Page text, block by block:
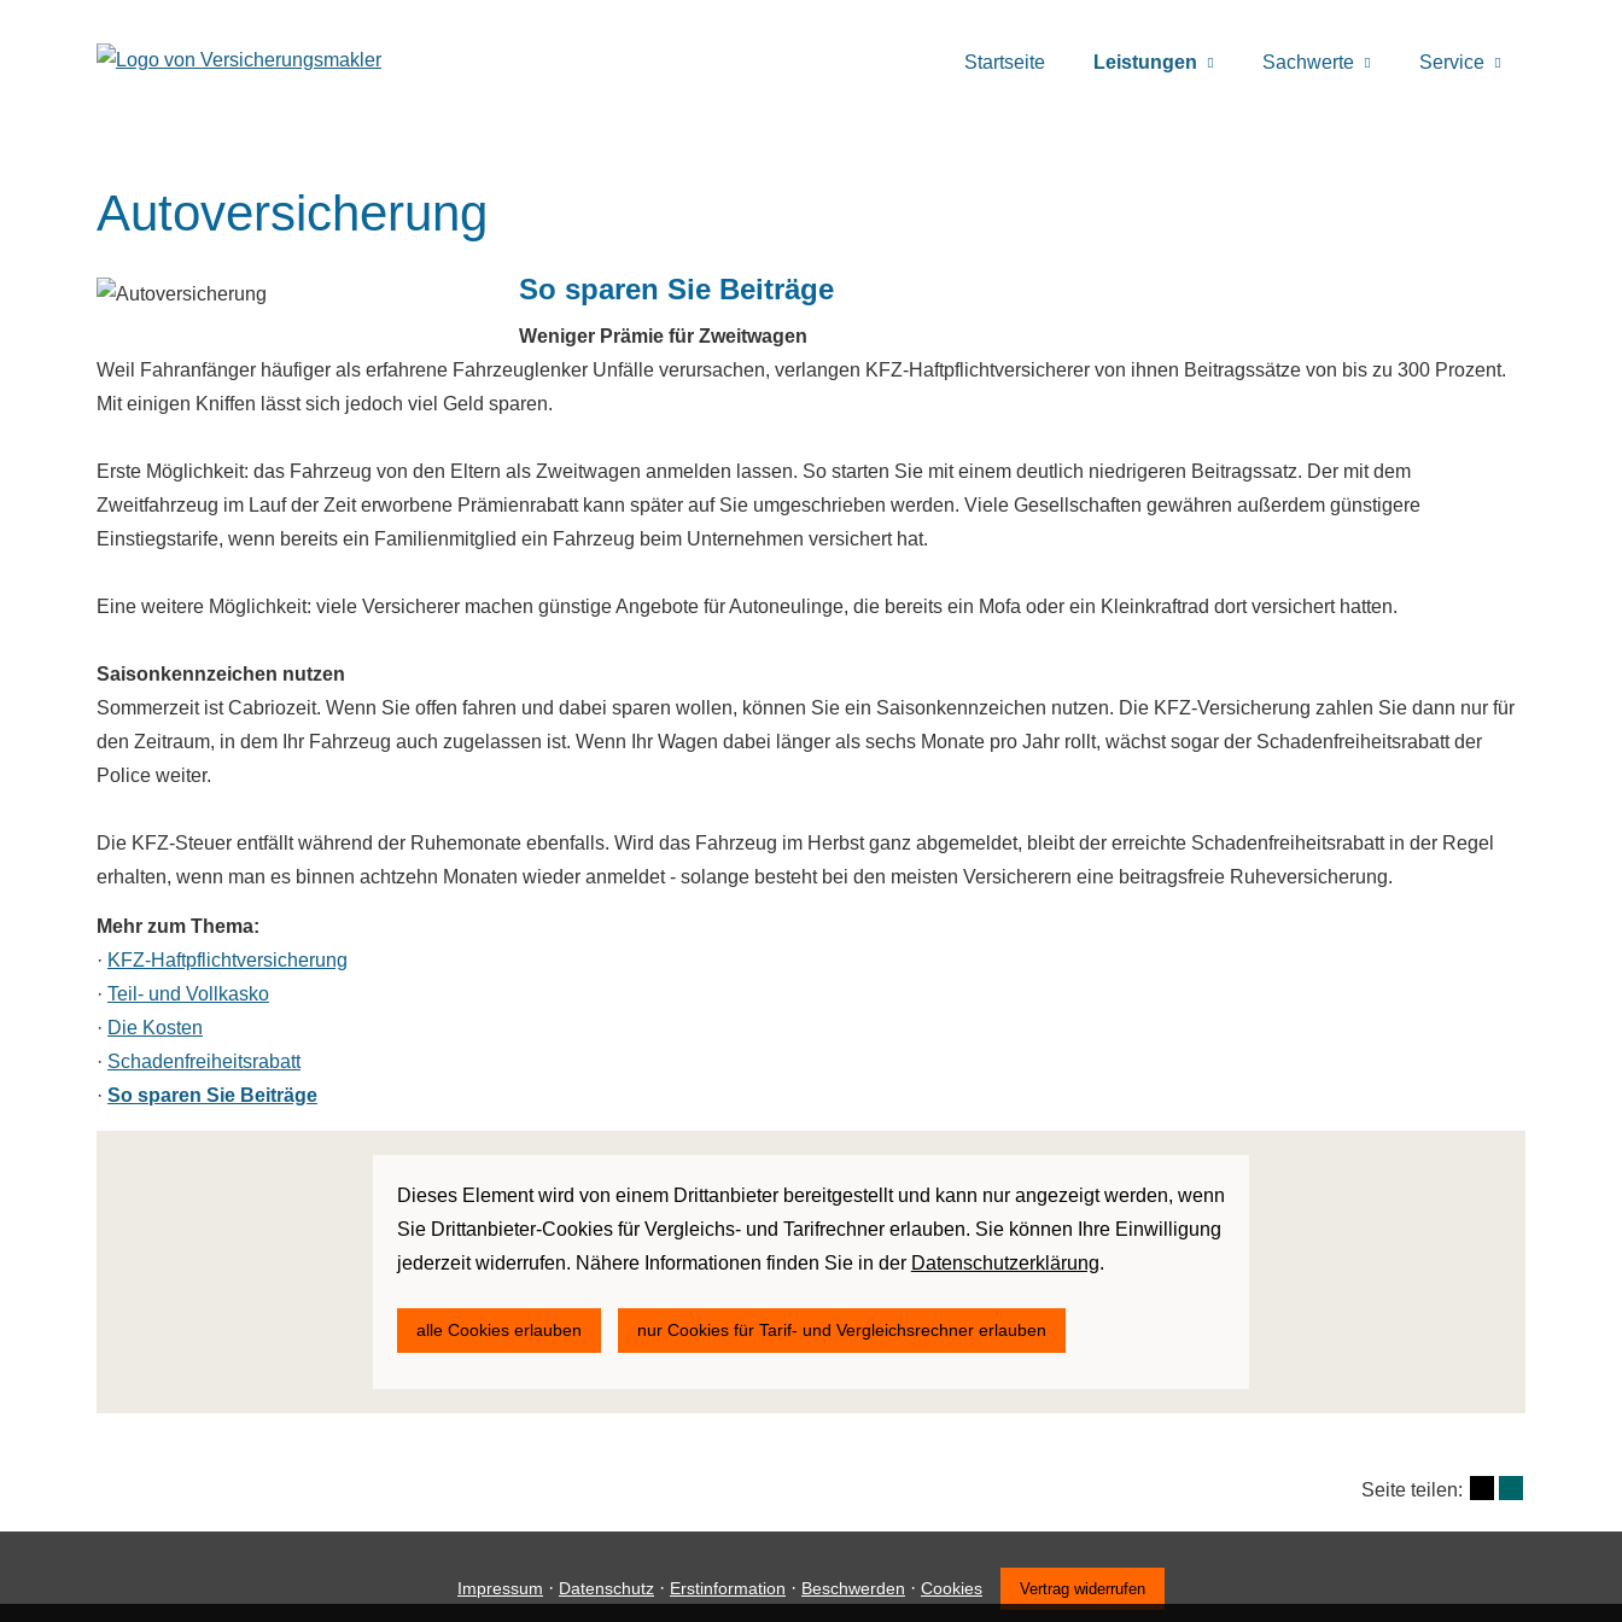
Startseite Leistungen Sachwerte Service
Auto­ver­si­che­rung
So sparen Sie Beiträge
Weniger Prämie für Zweitwagen
Weil Fahranfänger häufiger als erfahrene Fahrzeuglenker Unfälle verursachen, verlangen KFZ-Haft­pflichtversicherer von ihnen Beitragssätze von bis zu 300 Prozent.
Mit einigen Kniffen lässt sich jedoch viel Geld sparen.
Erste Möglichkeit: das Fahrzeug von den Eltern als Zweitwagen anmelden lassen. So starten Sie mit einem deutlich niedrigeren Beitragssatz. Der mit dem
Zweitfahrzeug im Lauf der Zeit erworbene Prämienrabatt kann später auf Sie umgeschrieben werden. Viele Gesellschaften gewähren außerdem günstigere
Einstiegstarife, wenn bereits ein Familienmitglied ein Fahrzeug beim Unternehmen versichert hat.
Eine weitere Möglichkeit: viele Versicherer machen günstige Angebote für Autoneulinge, die bereits ein Mofa oder ein Kleinkraftrad dort versichert hatten.
Saisonkennzeichen nutzen
Sommerzeit ist Cabriozeit. Wenn Sie offen fahren und dabei sparen wollen, können Sie ein Saisonkennzeichen nutzen. Die KFZ-Versicherung zahlen Sie dann nur für
den Zeitraum, in dem Ihr Fahrzeug auch zugelassen ist. Wenn Ihr Wagen dabei länger als sechs Monate pro Jahr rollt, wächst sogar der Schadenfreiheitsrabatt der
Police weiter.
Die KFZ-Steuer entfällt während der Ruhemonate ebenfalls. Wird das Fahrzeug im Herbst ganz abgemeldet, bleibt der erreichte Schadenfreiheitsrabatt in der Regel
erhalten, wenn man es binnen achtzehn Monaten wieder anmeldet - solange besteht bei den meisten Versicherern eine beitragsfreie Ruheversicherung.
Mehr zum Thema:
· KFZ-Haft­pflichtversicherung
· Teil- und Vollkasko
· Die Kosten
· Schadenfreiheitsrabatt
· So sparen Sie Beiträge
Dieses Element wird von einem Drittanbieter bereitgestellt und kann nur angezeigt werden, wenn
Sie Drittanbieter-Cookies für Vergleichs- und Tarifrechner erlauben. Sie können Ihre Einwilligung
jederzeit widerrufen. Nähere Informationen finden Sie in der Datenschutzerklärung.
alle Cookies erlauben nur Cookies für Tarif- und Vergleichsrechner erlauben
Seite teilen:
Impressum · Datenschutz · Erstinformation · Beschwerden · Cookies Vertrag widerrufen